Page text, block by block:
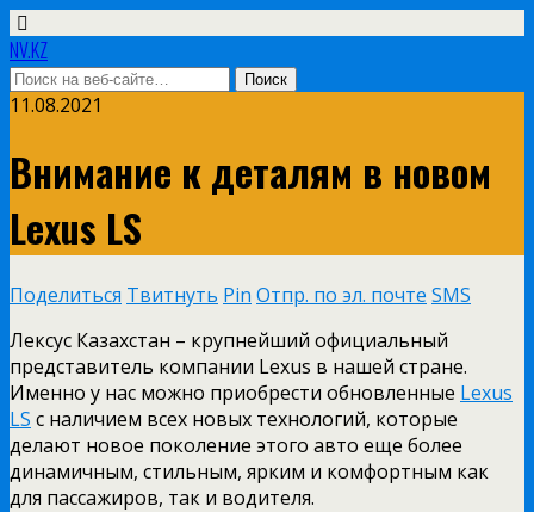
NV.KZ
11.08.2021
Внимание к деталям в новом
Lexus LS
Поделиться Твитнуть Pin Отпр. по эл. почте SMS
Лексус Казахстан – крупнейший официальный
представитель компании Lexus в нашей стране.
Именно у нас можно приобрести обновленные Lexus
LS с наличием всех новых технологий, которые
делают новое поколение этого авто еще более
динамичным, стильным, ярким и комфортным как
для пассажиров, так и водителя.